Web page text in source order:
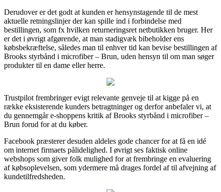
Derudover er det godt at kunden er hensynstagende til de mest
aktuelle retningslinjer der kan spille ind i forbindelse med
bestillingen, som fx hvilken returneringsret netbutikken bruger. Her
er det i øvrigt afgørende, at man stadigvæk bibeholder ens
købsbekræftelse, således man til enhver tid kan bevise bestillingen af
Brooks styrbånd i microfiber – Brun, uden hensyn til om man søger
produkter til en dame eller herre.
Trustpilot frembringer evigt relevante genveje til at kigge på en
række eksisterende kunders betragtninger og derfor anbefaler vi, at
du gennemgår e-shoppens kritik af Brooks styrbånd i microfiber –
Brun forud for at du køber.
Facebook præsterer desuden aldeles gode chancer for at få en idé
om internet firmaets pålidelighed. I øvrigt ses faktisk online
webshops som giver folk mulighed for at frembringe en evaluering
af købsoplevelsen, som ydermere må drages fordel af til afvejning af
kundetilfredsheden.